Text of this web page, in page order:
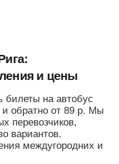
и цены
билеты на автобус
обратно от 89 р. Мы
перевозчиков,
вариантов.
междугородних и